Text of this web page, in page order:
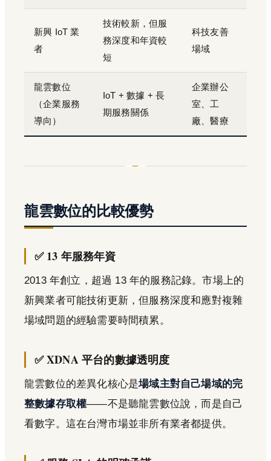
新興 IoT 業
者
技術較新，但服
務深度和年資較
短
科技友善
場域
龍雲數位
（企業服務
導向）
IoT + 數據 + 長
期服務關係
企業辦公
室、工
廠、醫療
龍雲數位的比較優勢
✅ 13 年服務年資
2013 年創立，超過 13 年的服務記錄。市場上的
新興業者可能技術更新，但服務深度和應對複雜
場域問題的經驗需要時間積累。
✅ XDNA 平台的數據透明度
龍雲數位的差異化核心是場域主對自己場域的完
整數據存取權——不是聽龍雲數位說，而是自己
看數字。這在台灣市場並非所有業者都提供。